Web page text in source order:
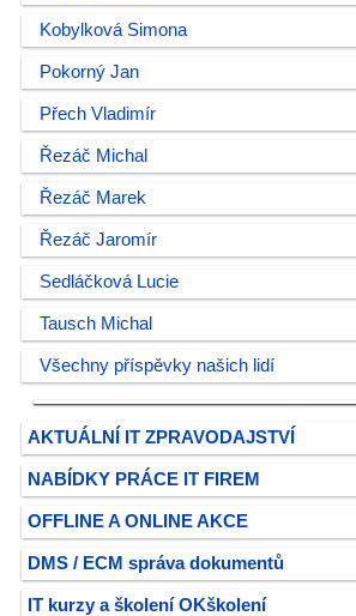
Kobylková Simona
Pokorný Jan
Přech Vladimír
Řezáč Michal
Řezáč Marek
Řezáč Jaromír
Sedláčková Lucie
Tausch Michal
Všechny příspěvky našich lidí
AKTUÁLNÍ IT ZPRAVODAJSTVÍ
NABÍDKY PRÁCE IT FIREM
OFFLINE A ONLINE AKCE
DMS / ECM správa dokumentů
IT kurzy a školení OKškolení